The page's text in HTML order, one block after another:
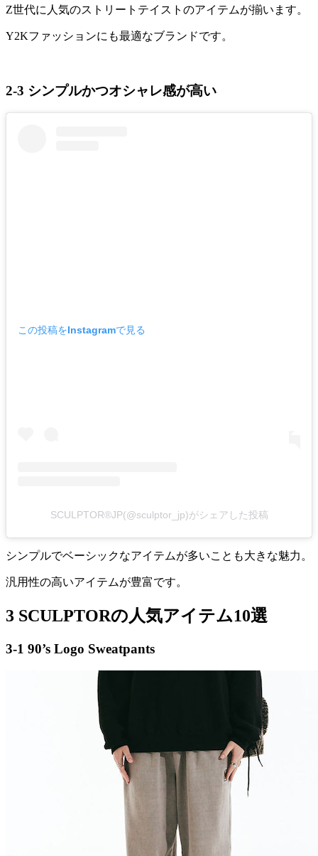
Z世代に人気のストリートテイストのアイテムが揃います。
Y2Kファッションにも最適なブランドです。
2-3 シンプルかつオシャレ感が高い
この投稿をInstagramで見る
SCULPTOR®︎JP(@sculptor_jp)がシェアした投稿
シンプルでベーシックなアイテムが多いことも大きな魅力。
汎用性の高いアイテムが豊富です。
3 SCULPTORの人気アイテム10選
3-1 90’s Logo Sweatpants